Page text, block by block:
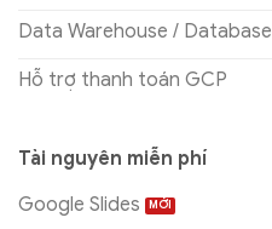
Data Warehouse / Database
Hỗ trợ thanh toán GCP
Tài nguyên miễn phí
Google Slides